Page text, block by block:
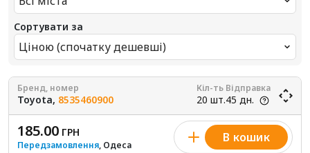
Сортувати за
Ціною (спочатку дешевші)
Бренд, номер
Toyota, 8535460900
Кіл-ть
20 шт.
Відправка
45 дн.
185.00 ГРН
Передзамовлення, Одеса
В кошик